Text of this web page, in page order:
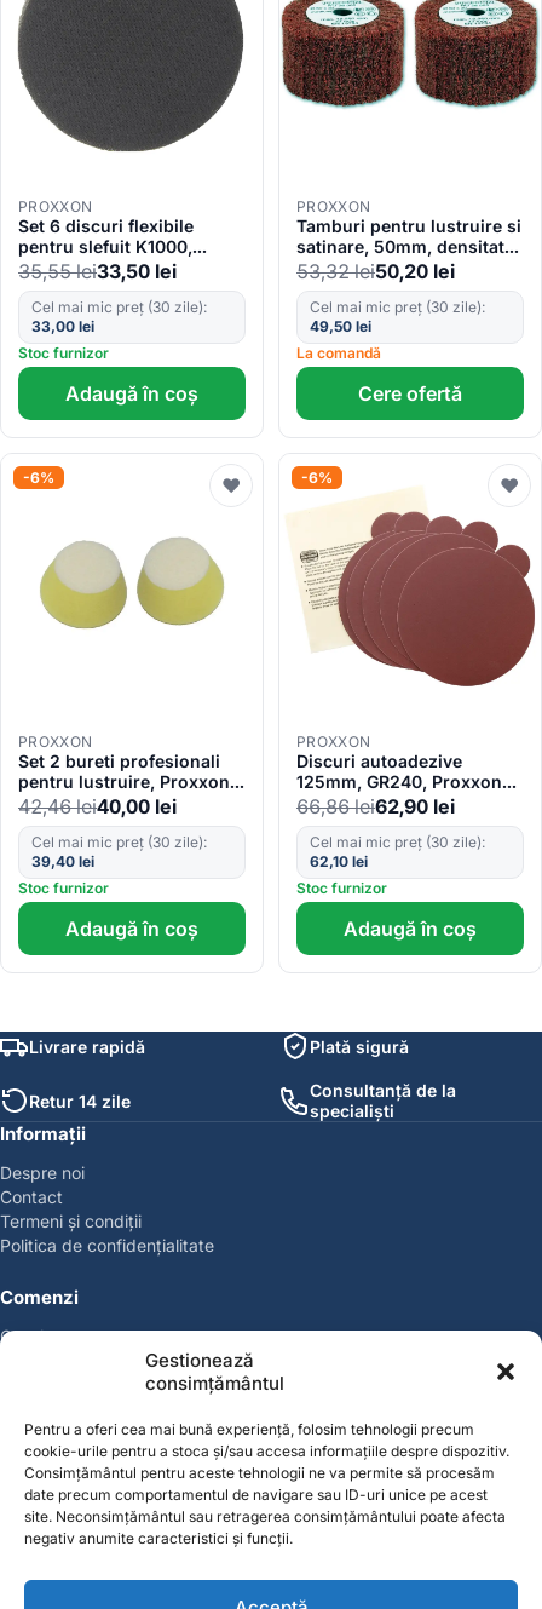
Gestionează
consimțământul
Pentru a oferi cea mai bună experiență, folosim tehnologii precum
cookie-urile pentru a stoca și/sau accesa informațiile despre dispozitiv.
Consimțământul pentru aceste tehnologii ne va permite să procesăm
date precum comportamentul de navigare sau ID-uri unice pe acest
site. Neconsimțământul sau retragerea consimțământului poate afecta
negativ anumite caracteristici și funcții.
PROXXON
Set 6 discuri flexibile
pentru slefuit K1000,
50mm, Proxxon 28672
35,55lei33,50 lei
Cel mai mic preț (30 zile):
33,00 lei
Stoc furnizor
Adaugă în coș
PROXXON
Tamburi pentru lustruire si
satinare, 50mm, densitate
medie Proxxon 28565
53,32lei50,20 lei
Cel mai mic preț (30 zile):
49,50 lei
La comandă
Cere ofertă
-6% ♥
PROXXON
Set 2 bureti profesionali
pentru lustruire, Proxxon
29094 , 50mm, mediu
42,46lei40,00 lei
Cel mai mic preț (30 zile):
39,40 lei
Stoc furnizor
Adaugă în coș
-6% ♥
PROXXON
Discuri autoadezive
125mm, GR240, Proxxon
28164
66,86lei62,90 lei
Cel mai mic preț (30 zile):
62,10 lei
Stoc furnizor
Adaugă în coș
Livrare rapidă Plată sigură
Retur 14 zile
Consultanță de la
specialiști
Informații
Despre noi
Contact
Termeni și condiții
Politica de confidențialitate
Comenzi
Coșul meu
Cont
Contul meu
Favorite
Magazin